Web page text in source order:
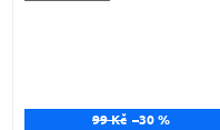
99 Kč –30 %